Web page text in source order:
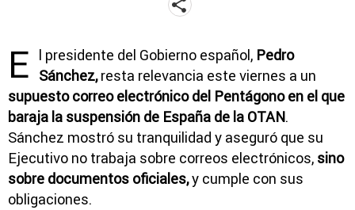
E l presidente del Gobierno español, Pedro
Sánchez,resta relevancia este viernes a un
supuesto correo electrónico del Pentágono en el que
baraja la suspensión de España de la OTAN.
Sánchez mostró su tranquilidad y aseguró que su
Ejecutivo no trabaja sobre correos electrónicos, sino
sobre documentos oficiales,y cumple con sus
obligaciones.